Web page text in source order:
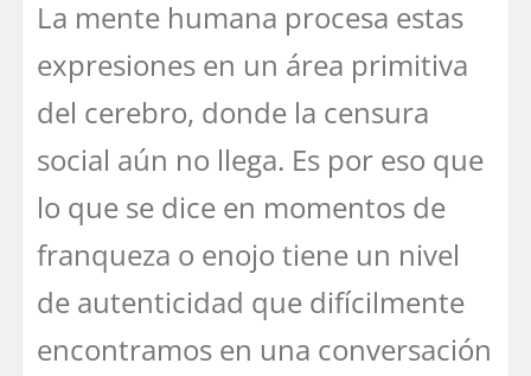
La mente humana procesa estas
expresiones en un área primitiva
del cerebro, donde la censura
social aún no llega. Es por eso que
lo que se dice en momentos de
franqueza o enojo tiene un nivel
de autenticidad que difícilmente
encontramos en una conversación